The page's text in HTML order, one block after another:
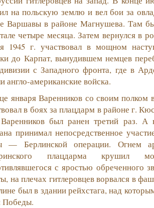
на польскую землю и вел бои за
Варшавы в районе Магнушева. Там
четыре месяца. Затем вернулся в
1945 г. участвовал в мощном
до Карпат, вынудившем немцев
с Западного фронта, где в
англо-американские войска.
января Варенников со своим
в боях за плацдарм в районе г.
был ранен третий раз. А
принимал непосредственное
— Берлинской операции. Огнем
плацдарма крушил
с яростью обреченного
на плечах гитлеровцев ворвался в
был в здании рейхстага, над
Победы.